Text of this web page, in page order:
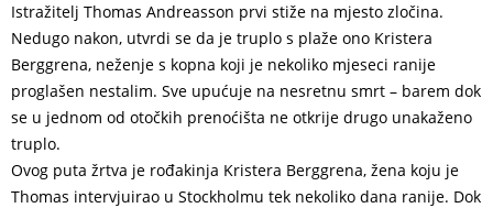
Istražitelj Thomas Andreasson prvi stiže na mjesto zločina.
Nedugo nakon, utvrdi se da je truplo s plaže ono Kristera
Berggrena, neženje s kopna koji je nekoliko mjeseci ranije
proglašen nestalim. Sve upućuje na nesretnu smrt – barem dok
se u jednom od otočkih prenoćišta ne otkrije drugo unakaženo
truplo.
Ovog puta žrtva je rođakinja Kristera Berggrena, žena koju je
Thomas intervjuirao u Stockholmu tek nekoliko dana ranije. Dok